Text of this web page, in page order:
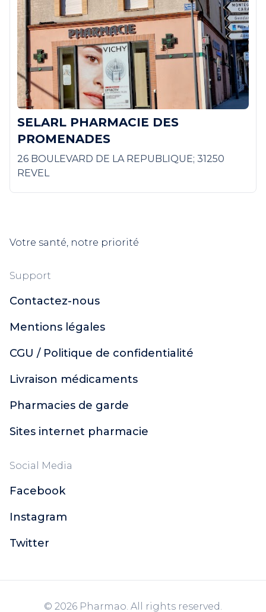
SELARL PHARMACIE DES
PROMENADES
26 BOULEVARD DE LA REPUBLIQUE; 31250
REVEL
Votre santé, notre priorité
Support
Contactez-nous
Mentions légales
CGU / Politique de confidentialité
Livraison médicaments
Pharmacies de garde
Sites internet pharmacie
Social Media
Facebook
Instagram
Twitter
© 2026 Pharmao. All rights reserved.